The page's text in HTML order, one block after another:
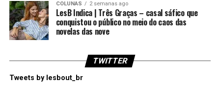
COLUNAS 2 semanas ago
LesB Indica | Três Graças – casal sáfico que
conquistou o público no meio do caos das
novelas das nove
TWITTER
Tweets by lesbout_br